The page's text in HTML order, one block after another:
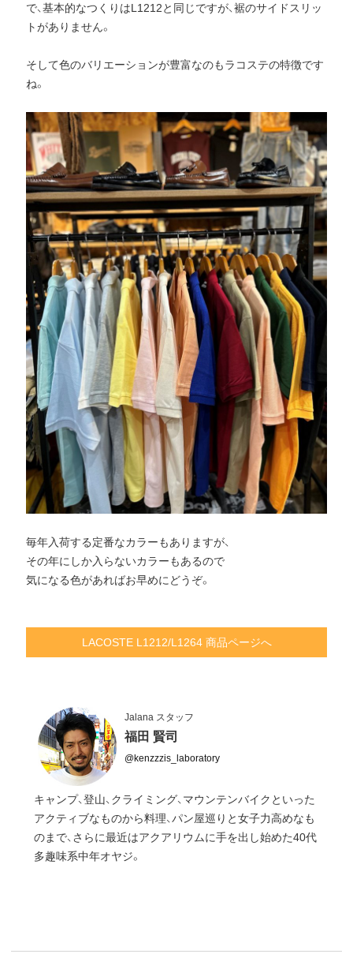
で、基本的なつくりはL1212と同じですが、裾のサイドスリッ
トがありません。
そして色のバリエーションが豊富なのもラコステの特徴です
ね。
毎年入荷する定番なカラーもありますが、
その年にしか入らないカラーもあるので
気になる色があればお早めにどうぞ。
LACOSTE L1212/L1264 商品ページへ
Jalana スタッフ
福田 賢司
@kenzzzis_laboratory
キャンプ、登山、クライミング、マウンテンバイクといった
アクティブなものから料理、パン屋巡りと女子力高めなも
のまで、さらに最近はアクアリウムに手を出し始めた40代
多趣味系中年オヤジ。